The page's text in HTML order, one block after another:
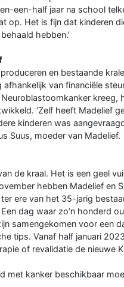
een-half jaar na school
op. Het is fijn dat kinderen
hebben.’
en bestaande
van financiële
kreeg,
‘Zelf heeft Madelief
kinderen was
Suus, moeder van Madelief.
de kraal. Het is een geel
hebben Madelief en
ere van het 35-jarig
dag waar zo’n honderd
samengekomen voor een
tips. Vanaf half januari
of revalidatie de nieuwe
met kanker beschikbaar